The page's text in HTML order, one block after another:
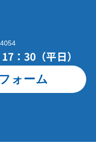
：30（平日）
ォーム